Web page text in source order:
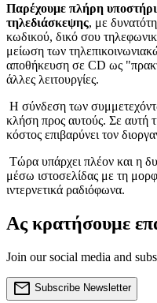
Παρέχουμε πλήρη
τηλεδιάσκεψης, με
κωδικού, δικό σου
μείωση των
αποθήκευση σε CD ως
άλλες λειτουργίες.
Η σύνδεση των
κλήση προς αυτούς. Σε αυτή
κόστος επιβαρύνει τον
Τώρα υπάρχει πλέον και η
μέσω ιστοσελίδας με τη
ιντερνετικά ραδιόφωνα.
Ας κρατήσουμε
Join our social media and
mail Subscribe Newsletter